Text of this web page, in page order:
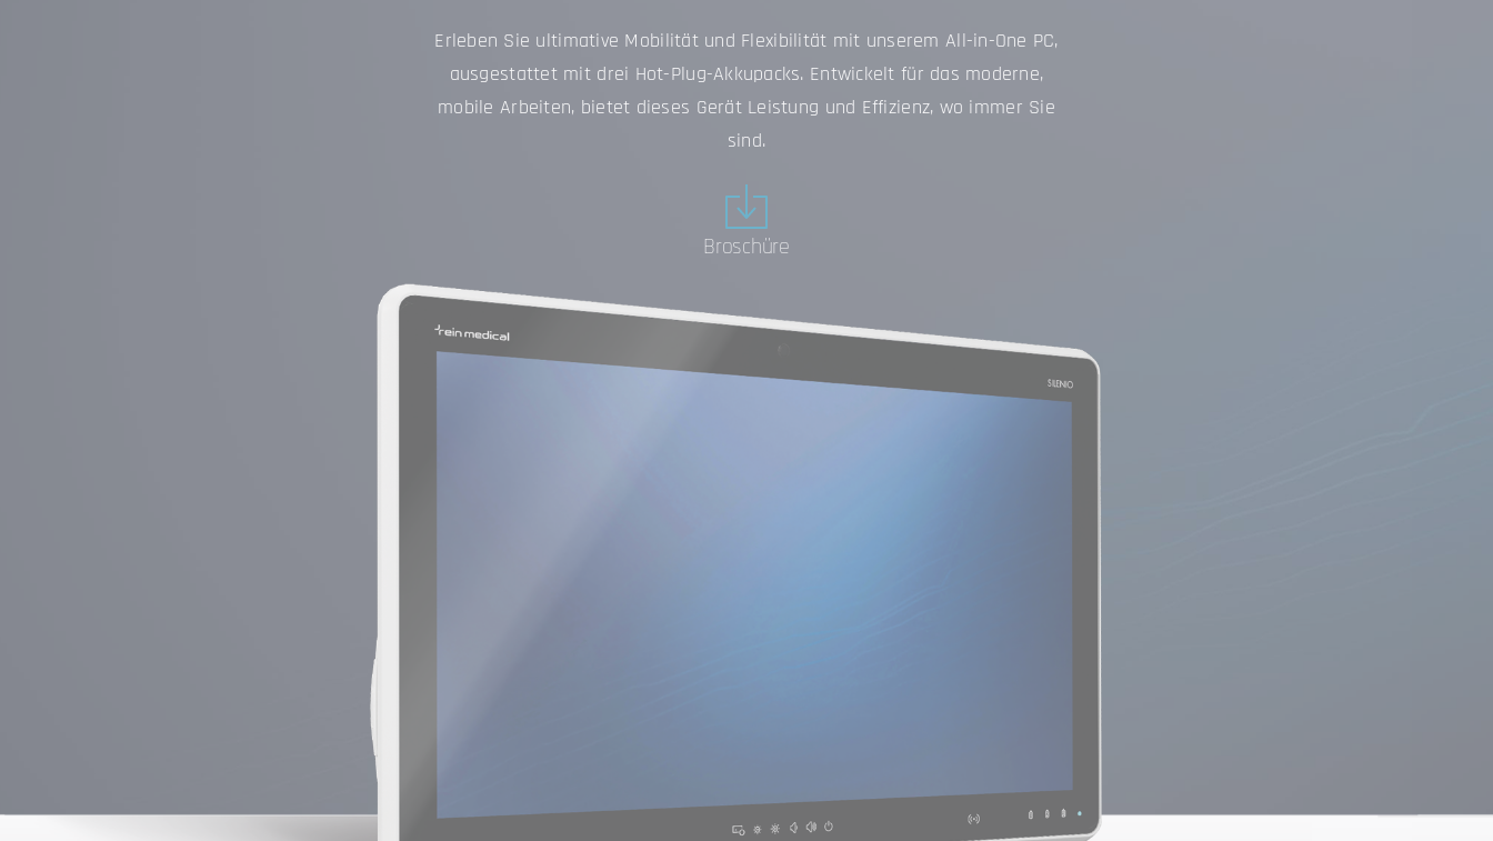
Erleben Sie ultimative Mobilität und Flexibilität mit unserem All-in-One PC,
ausgestattet mit drei Hot-Plug-Akkupacks. Entwickelt für das moderne,
mobile Arbeiten, bietet dieses Gerät Leistung und Effizienz, wo immer Sie
sind.
Broschüre